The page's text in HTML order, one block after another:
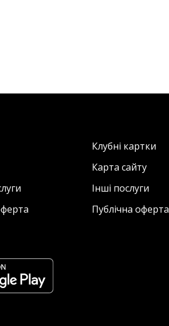
Клубні картки
Карта сайту
Інші послуги
Публічна оферта